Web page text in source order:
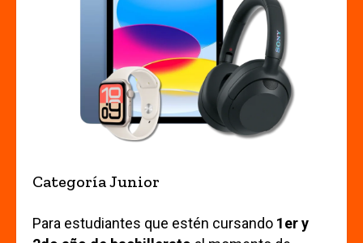
Categoría Junior
Para estudiantes que estén cursando 1er y